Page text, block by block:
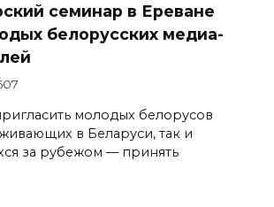
семинар в Ереване
белорусских медиа-
молодых белорусов
в Беларуси, так и
за рубежом — принять